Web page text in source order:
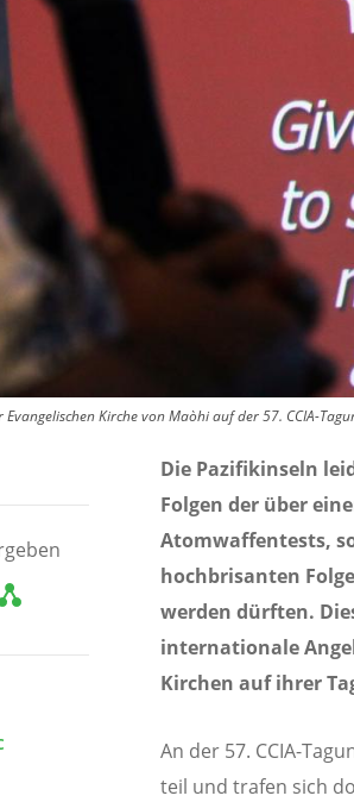
Kirche von Maòhi auf der 57. CCIA-
Die Pazifikinseln
Folgen der über
Atomwaffentests,
hochbrisanten
werden dürften.
internationale
Kirchen auf ihrer
An der 57. CCIA-
teil und trafen sich